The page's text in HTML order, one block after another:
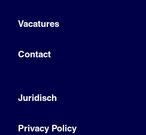
Vacatures
Contact
Juridisch
Privacy Policy